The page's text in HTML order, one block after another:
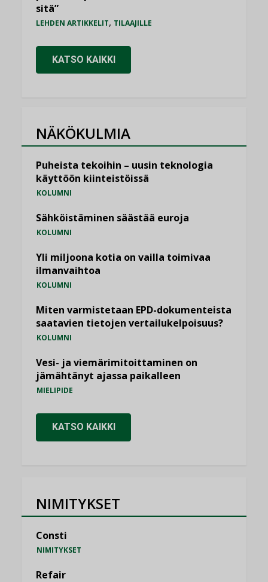
sitä”
LEHDEN ARTIKKELIT, TILAAJILLE
KATSO KAIKKI
NÄKÖKULMIA
Puheista tekoihin – uusin teknologia
käyttöön kiinteistöissä
KOLUMNI
Sähköistäminen säästää euroja
KOLUMNI
Yli miljoona kotia on vailla toimivaa
ilmanvaihtoa
KOLUMNI
Miten varmistetaan EPD-dokumenteista
saatavien tietojen vertailukelpoisuus?
KOLUMNI
Vesi- ja viemärimitoittaminen on
jämähtänyt ajassa paikalleen
MIELIPIDE
KATSO KAIKKI
NIMITYKSET
Consti
NIMITYKSET
Refair